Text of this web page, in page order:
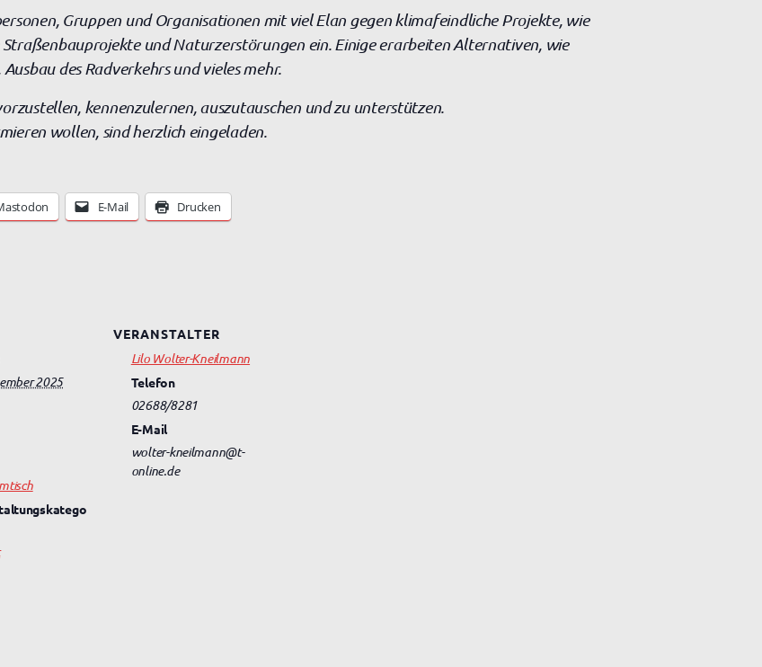
Gruppen und Organisationen mit viel Elan gegen klimafeindliche Projekte, wie
und Naturzerstörungen ein. Einige erarbeiten Alternativen, wie
des Radverkehrs und vieles mehr.
kennenzulernen, auszutauschen und zu unterstützen.
wollen, sind herzlich eingeladen.
E-Mail Drucken
2025
VERANSTALTER
Lilo Wolter-Kneilmann
Telefon
02688/8281
E-Mail
wolter-kneilmann@t-
online.de